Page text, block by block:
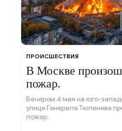
ПРОИСШЕСТВИЯ
В Москве
пожар.
Вечером 4 мая на юго-
улице Генерала Тюленева
пожар.